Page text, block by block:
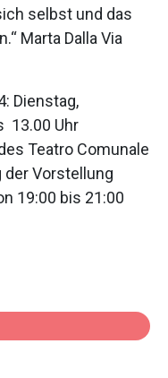
selbst und das
Marta Dalla Via
Dienstag,
13.00 Uhr
Teatro Comunale
der Vorstellung
19:00 bis 21:00